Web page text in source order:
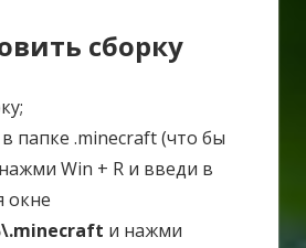
сборку
папке .minecraft (что бы
Win + R и введи в
окне
и нажми